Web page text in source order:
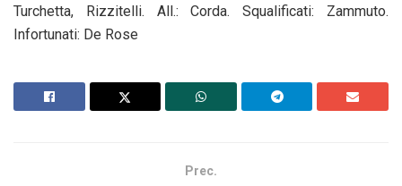
Turchetta, Rizzitelli. All.: Corda. Squalificati: Zammuto.
Infortunati: De Rose
Prec.